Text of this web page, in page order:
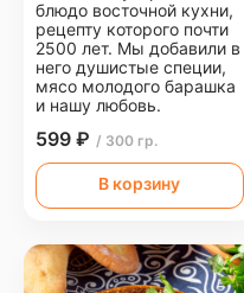
блюдо восточной кухни,
рецепту которого почти
2500 лет. Мы добавили в
него душистые специи,
мясо молодого барашка
и нашу любовь.
599 ₽ / 300 гр.
В корзину